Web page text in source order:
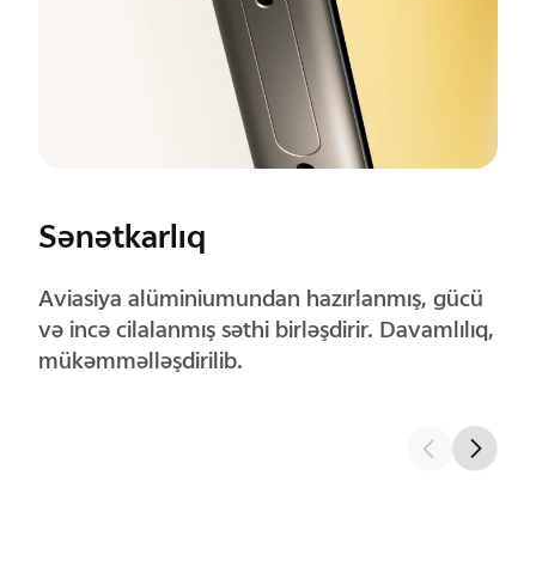
Künclər
Dəqiq yuvarlaqlaşdırılmış künclər tutuş
rahatlığını artırır və uzunmüddətli istifadədə
təbii hiss olunur.